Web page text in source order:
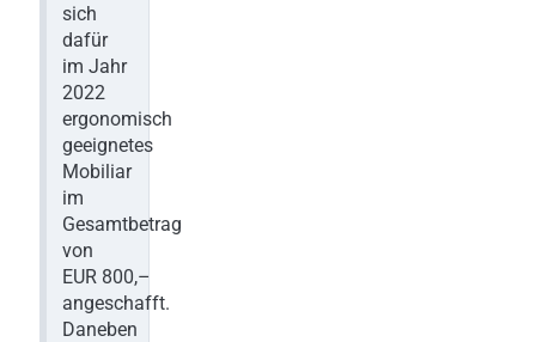
sich
dafür
im Jahr
2022
ergonomisch
geeignetes
Mobiliar
im
Gesamtbetrag
von
EUR 800,–
angeschafft.
Daneben